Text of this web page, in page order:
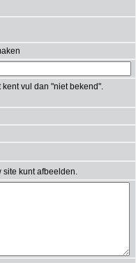
vul dan "niet bekend".
site kunt afbeelden.